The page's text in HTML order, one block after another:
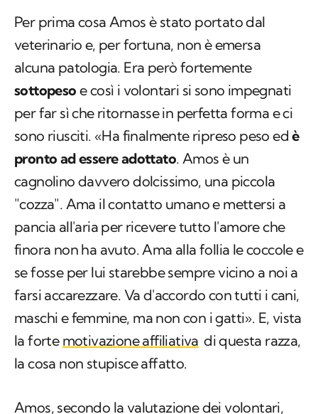
Per prima cosa Amos è stato portato dal
veterinario e, per fortuna, non è emersa
alcuna patologia. Era però fortemente
sottopeso e così i volontari si sono impegnati
per far sì che ritornasse in perfetta forma e ci
sono riusciti. «Ha finalmente ripreso peso ed è
pronto ad essere adottato. Amos è un
cagnolino davvero dolcissimo, una piccola
"cozza". Ama il contatto umano e mettersi a
pancia all'aria per ricevere tutto l'amore che
finora non ha avuto. Ama alla follia le coccole e
se fosse per lui starebbe sempre vicino a noi a
farsi accarezzare. Va d'accordo con tutti i cani,
maschi e femmine, ma non con i gatti». E, vista
la forte motivazione affiliativa di questa razza,
la cosa non stupisce affatto.
Amos, secondo la valutazione dei volontari,